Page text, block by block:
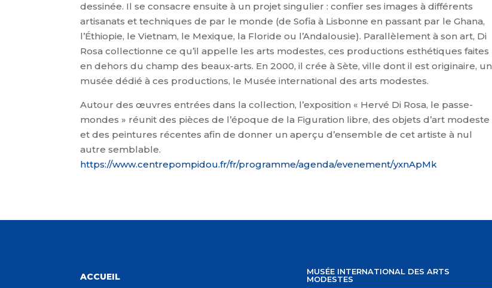
dessinée. Il se consacre ensuite à un projet singulier : confier ses images à différents
artisanats et techniques de par le monde (de Sofia à Lisbonne en passant par le Ghana,
l’Éthiopie, le Vietnam, le Mexique, la Floride ou l’Andalousie). Parallèlement à son art, Di
Rosa collectionne ce qu’il appelle les arts modestes, ces productions esthétiques faites
en dehors du champ des beaux-arts. En 2000, il crée à Sète, ville dont il est originaire, un
musée dédié à ces productions, le Musée international des arts modestes.
Autour des œuvres entrées dans la collection, l’exposition « Hervé Di Rosa, le passe-
mondes » réunit des pièces de l’époque de la Figuration libre, des objets d’art modeste
et des peintures récentes afin de donner un aperçu d’ensemble de cet artiste à nul
autre semblable.
https://www.centrepompidou.fr/fr/programme/agenda/evenement/yxnApMk
ACCUEIL
MUSÉE INTERNATIONAL DES ARTS
MODESTES